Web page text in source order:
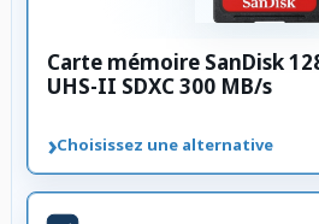
Carte mémoire SanDisk
UHS-II SDXC 300 MB/s
›Choisissez une alternative